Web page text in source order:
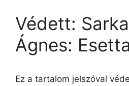
Védett:
Ágnes:
Ez a tartalom jelszóval